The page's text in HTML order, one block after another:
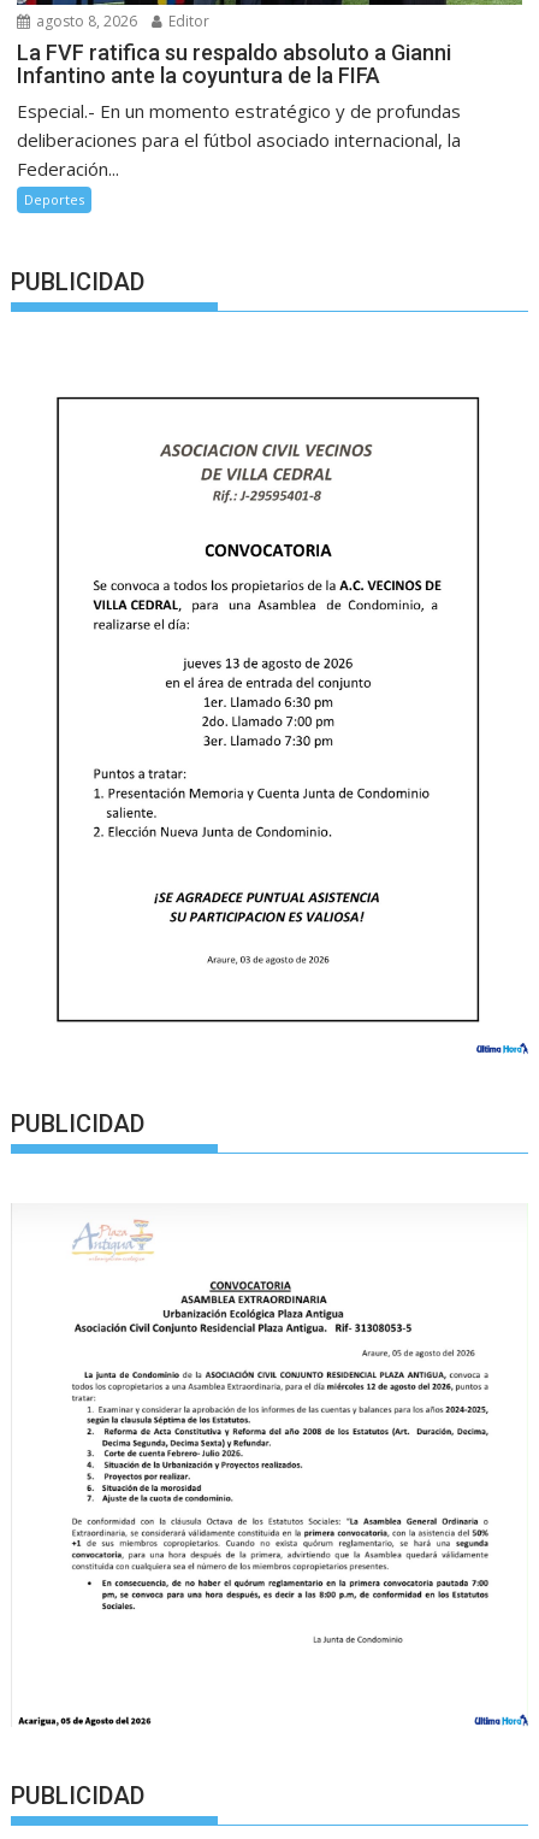
agosto 8, 2026 Editor
La FVF ratifica su respaldo absoluto a Gianni
Infantino ante la coyuntura de la FIFA
Especial.- En un momento estratégico y de profundas
deliberaciones para el fútbol asociado internacional, la
Federación...
Deportes
PUBLICIDAD
PUBLICIDAD
PUBLICIDAD